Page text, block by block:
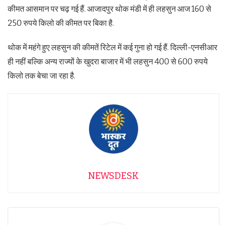
कीमत आसमान पर चढ़ गई हैं. आजादपुर थोक मंडी में ही लहसुन आज 160 से
250 रुपये किलो की कीमत पर बिका है.
थोक में महंगे हुए लहसुन की कीमतें रिटेल में कई गुना हो गई हैं. दिल्‍ली-एनसीआर
ही नहीं बल्कि अन्‍य राज्‍यों के खुदरा बाजार में भी लहसुन 400 से 600 रुपये
किलो तक बेचा जा रहा है.
NEWSDESK